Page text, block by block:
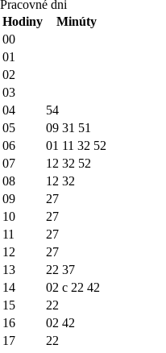
Pracovné dni
Hodiny
Minúty
00
01
02
03
04
54
05
09 31 51
06
01 11 32 52
07
12 32 52
08
12 32
09
27
10
27
11
27
12
27
13
22 37
14
02 c 22 42
15
22
16
02 42
17
22